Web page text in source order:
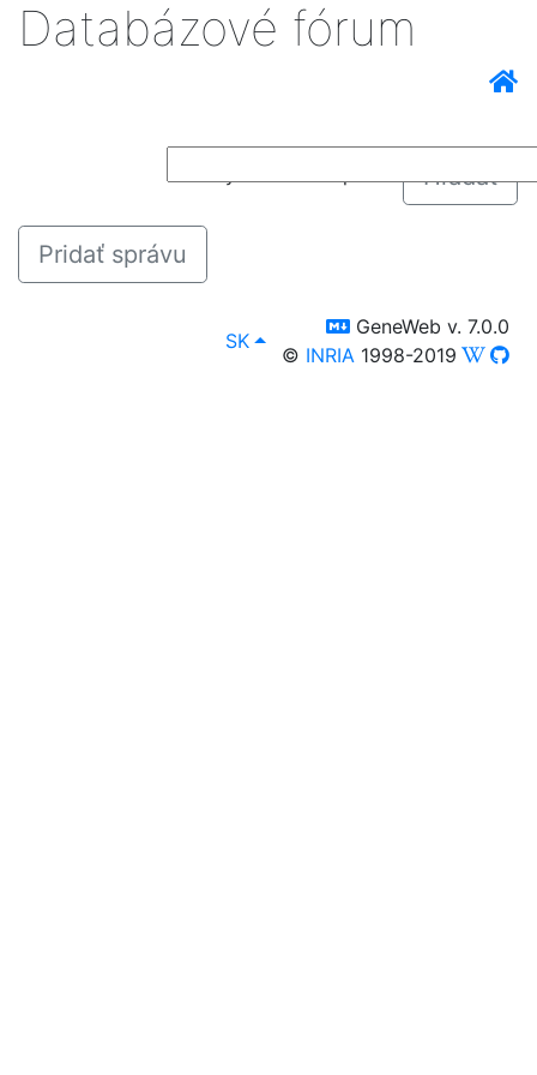
Databázové fórum
Hľadať
Pridať správu
lang
SK, [select lang]
switch to templm
GeneWeb v. 7.0.0
© INRIA 1998-2019